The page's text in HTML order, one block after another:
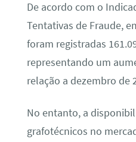
De acordo com o
Tentativas de Fraude,
foram registradas
representando um
relação a dezembro de
No entanto, a
grafotécnicos no